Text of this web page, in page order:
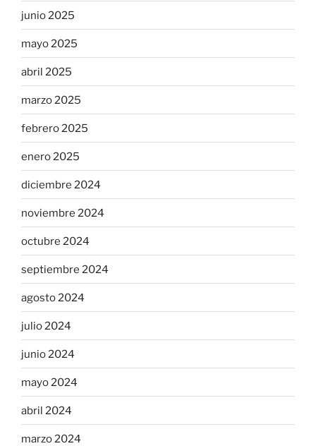
junio 2025
mayo 2025
abril 2025
marzo 2025
febrero 2025
enero 2025
diciembre 2024
noviembre 2024
octubre 2024
septiembre 2024
agosto 2024
julio 2024
junio 2024
mayo 2024
abril 2024
marzo 2024